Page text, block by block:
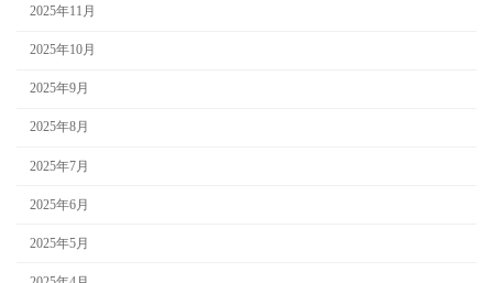
2025年11月
2025年10月
2025年9月
2025年8月
2025年7月
2025年6月
2025年5月